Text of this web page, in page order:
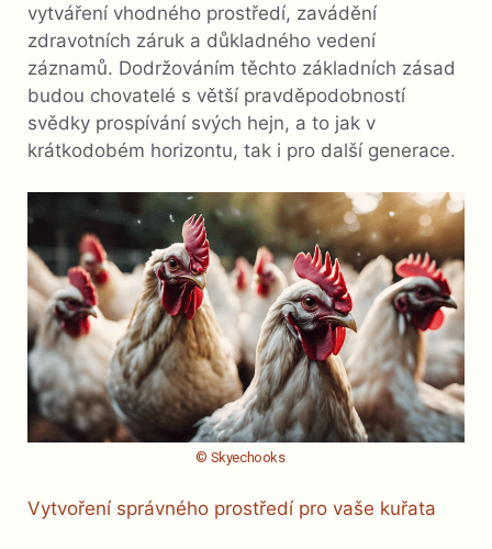
vytváření vhodného prostředí, zavádění
zdravotních záruk a důkladného vedení
záznamů. Dodržováním těchto základních zásad
budou chovatelé s větší pravděpodobností
svědky prospívání svých hejn, a to jak v
krátkodobém horizontu, tak i pro další generace.
© Skyechooks
Vytvoření správného prostředí pro vaše kuřata